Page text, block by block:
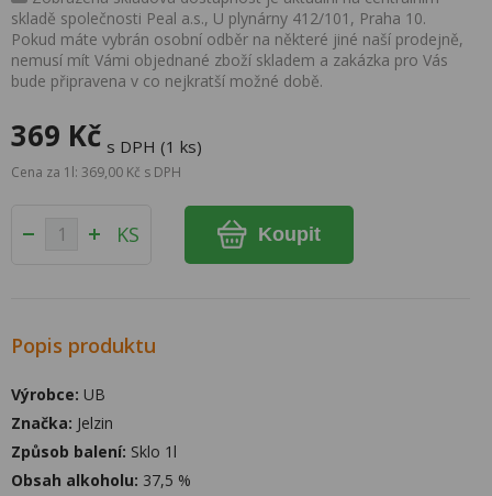
skladě společnosti Peal a.s., U plynárny 412/101, Praha 10.
Pokud máte vybrán osobní odběr na některé jiné naší prodejně,
nemusí mít Vámi objednané zboží skladem a zakázka pro Vás
bude připravena v co nejkratší možné době.
369 Kč s DPH (1 ks)
Cena za 1l: 369,00 Kč s DPH
KS Koupit
Popis produktu
Výrobce: UB
Značka: Jelzin
Způsob balení: Sklo 1l
Obsah alkoholu: 37,5 %